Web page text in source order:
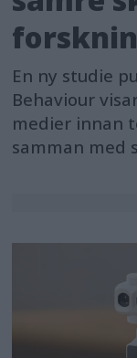
En ny studie
Behaviour
medier innan
samman med